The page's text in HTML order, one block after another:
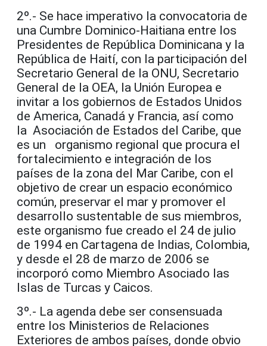
2º.- Se hace imperativo la convocatoria de
una Cumbre Dominico-Haitiana entre los
Presidentes de República Dominicana y la
República de Haití, con la participación del
Secretario General de la ONU, Secretario
General de la OEA, la Unión Europea e
invitar a los gobiernos de Estados Unidos
de America, Canadá y Francia, así como
la Asociación de Estados del Caribe, que
es un organismo regional que procura el
fortalecimiento e integración de los
países de la zona del Mar Caribe, con el
objetivo de crear un espacio económico
común, preservar el mar y promover el
desarrollo sustentable de sus miembros,
este organismo fue creado el 24 de julio
de 1994 en Cartagena de Indias, Colombia,
y desde el 28 de marzo de 2006 se
incorporó como Miembro Asociado las
Islas de Turcas y Caicos.
3º.- La agenda debe ser consensuada
entre los Ministerios de Relaciones
Exteriores de ambos países, donde obvio